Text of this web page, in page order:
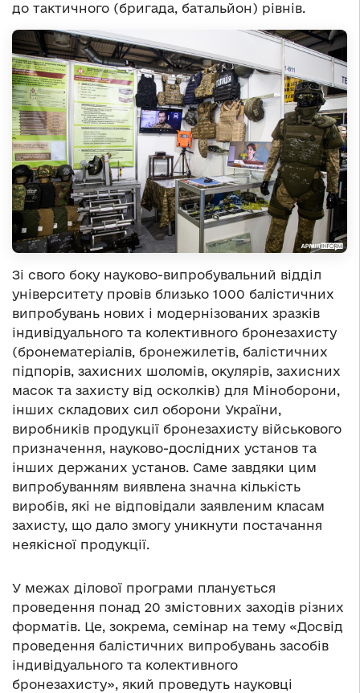
до тактичного (бригада, батальйон) рівнів.
Зі свого боку науково-випробувальний відділ
університету провів близько 1000 балістичних
випробувань нових і модернізованих зразків
індивідуального та колективного бронезахисту
(бронематеріалів, бронежилетів, балістичних
підпорів, захисних шоломів, окулярів, захисних
масок та захисту від осколків) для Міноборони,
інших складових сил оборони України,
виробників продукції бронезахисту військового
призначення, науково-дослідних установ та
інших держаних установ. Саме завдяки цим
випробуванням виявлена значна кількість
виробів, які не відповідали заявленим класам
захисту, що дало змогу уникнути постачання
неякісної продукції.
У межах ділової програми планується
проведення понад 20 змістовних заходів різних
форматів. Це, зокрема, семінар на тему «Досвід
проведення балістичних випробувань засобів
індивідуального та колективного
бронезахисту», який проведуть науковці